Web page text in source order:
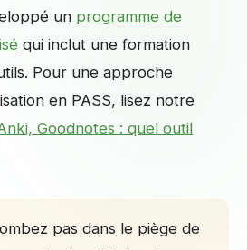
un programme de
qui inclut une formation
Pour une approche
en PASS, lisez notre
Goodnotes : quel outil
pas dans le piège de